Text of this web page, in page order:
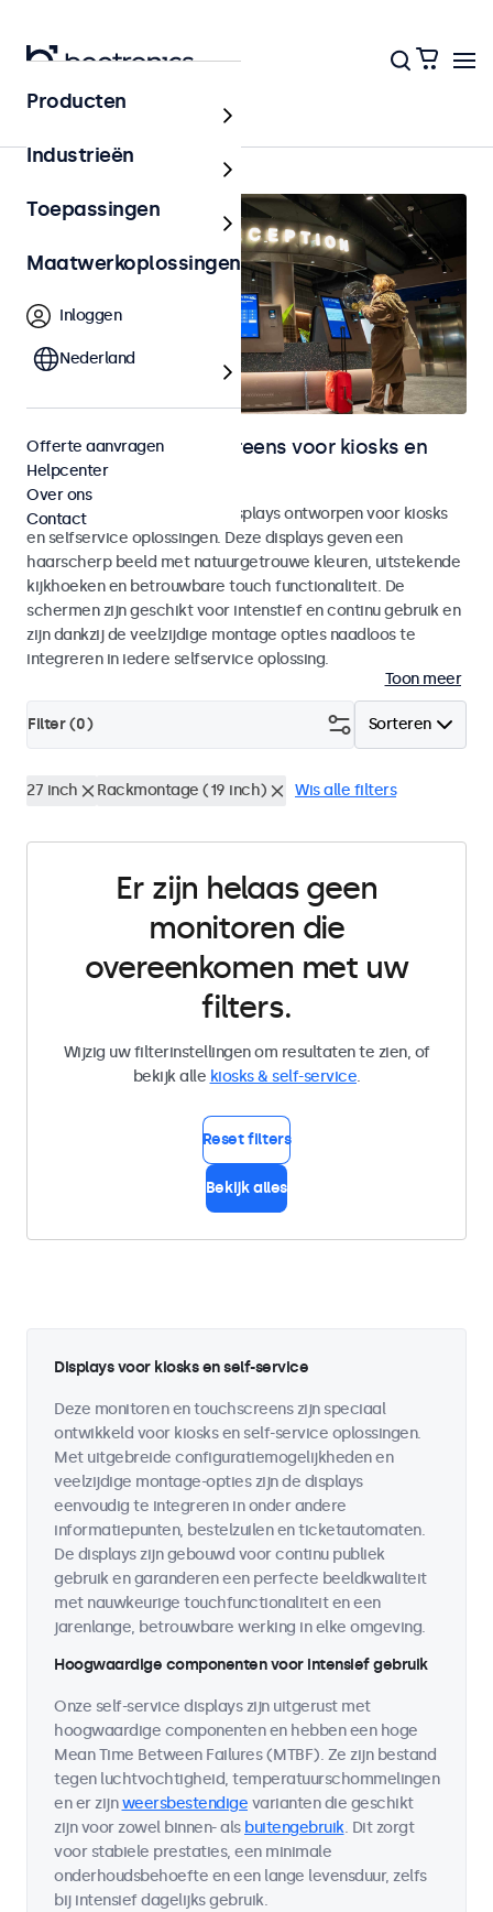
Kiosks & Self-Service
Monitoren en touchscreens voor kiosks en
selfservice
Monitoren en touchscreen displays ontworpen voor kiosks
en selfservice oplossingen. Deze displays geven een
haarscherp beeld met natuurgetrouwe kleuren, uitstekende
kijkhoeken en betrouwbare touch functionaliteit. De
schermen zijn geschikt voor intenstief en continu gebruik en
zijn dankzij de veelzijdige montage opties naadloos te
integreren in iedere selfservice oplossing.
Toon meer
Sorteren
Filter (0)
27 inch Rackmontage (19 inch) Wis alle filters
Er zijn helaas geen
monitoren die
overeenkomen met uw
filters.
Wijzig uw filterinstellingen om resultaten te zien, of
bekijk alle kiosks & self-service.
Reset filters
Bekijk alles
Displays voor kiosks en self-service
Deze monitoren en touchscreens zijn speciaal
ontwikkeld voor kiosks en self-service oplossingen.
Met uitgebreide configuratiemogelijkheden en
veelzijdige montage-opties zijn de displays
eenvoudig te integreren in onder andere
informatiepunten, bestelzuilen en ticketautomaten.
De displays zijn gebouwd voor continu publiek
gebruik en garanderen een perfecte beeldkwaliteit
met nauwkeurige touchfunctionaliteit en een
jarenlange, betrouwbare werking in elke omgeving.
Hoogwaardige componenten voor intensief gebruik
Onze self-service displays zijn uitgerust met
hoogwaardige componenten en hebben een hoge
Mean Time Between Failures (MTBF). Ze zijn bestand
tegen luchtvochtigheid, temperatuurschommelingen
en er zijnweersbestendige varianten die geschikt
zijn voor zowel binnen- als buitengebruik. Dit zorgt
voor stabiele prestaties, een minimale
onderhoudsbehoefte en een lange levensduur, zelfs
bij intensief dagelijks gebruik.
Producten
Industrieën
Toepassingen
Maatwerkoplossingen
Inloggen
Nederland
Offerte aanvragen
Helpcenter
Over ons
Contact